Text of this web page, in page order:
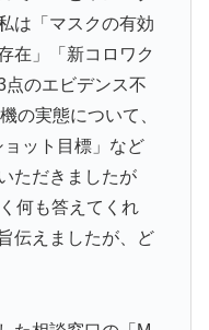
は「マスクの有効
在」「新コロワク
のエビデンス不
の実態について、
ット目標」など
ただきましたが
何も答えてくれ
伝えましたが、ど